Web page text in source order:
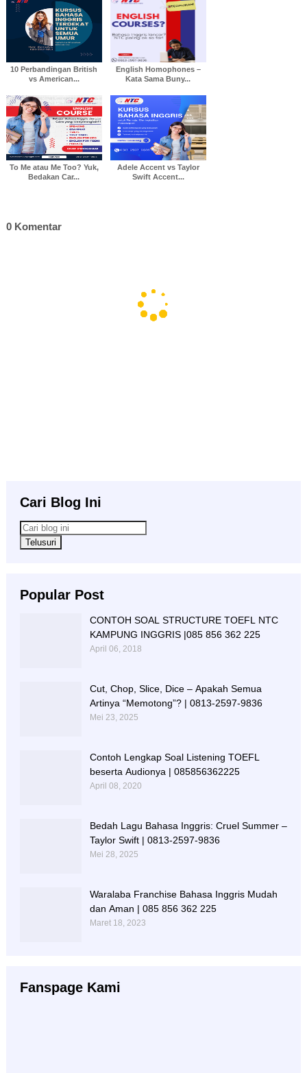
o
k
e
r
A
p
I
n
10 Perbandingan British
vs American...
English Homophones –
Kata Sama Buny...
To Me atau Me Too? Yuk,
Bedakan Car...
Adele Accent vs Taylor
Swift Accent...
0 Komentar
Cari Blog Ini
Popular Post
CONTOH SOAL STRUCTURE TOEFL NTC
KAMPUNG INGGRIS |085 856 362 225
April 06, 2018
Cut, Chop, Slice, Dice – Apakah Semua
Artinya “Memotong”? | 0813-2597-9836
Mei 23, 2025
Contoh Lengkap Soal Listening TOEFL
beserta Audionya | 085856362225
April 08, 2020
Bedah Lagu Bahasa Inggris: Cruel Summer –
Taylor Swift | 0813-2597-9836
Mei 28, 2025
Waralaba Franchise Bahasa Inggris Mudah
dan Aman | 085 856 362 225
Maret 18, 2023
Fanspage Kami